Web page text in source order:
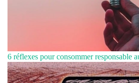
6 réflexes pour consommer responsable